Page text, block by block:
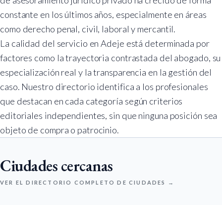
constante en los últimos años, especialmente en áreas
como derecho penal, civil, laboral y mercantil.
La calidad del servicio en Adeje está determinada por
factores como la trayectoria contrastada del abogado, su
especialización real y la transparencia en la gestión del
caso. Nuestro directorio identifica a los profesionales
que destacan en cada categoría según criterios
editoriales independientes, sin que ninguna posición sea
objeto de compra o patrocinio.
Ciudades cercanas
VER EL DIRECTORIO COMPLETO DE CIUDADES →